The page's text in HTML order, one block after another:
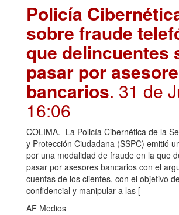
Policía
sobre fraude
que delincuentes
pasar por
bancarios. 31 de
16:06
COLIMA.- La Policía Cibernética de la
y Protección Ciudadana (SSPC) emitió
por una modalidad de fraude en la que
pasar por asesores bancarios con el
cuentas de los clientes, con el objetivo
confidencial y manipular a las [
AF Medios